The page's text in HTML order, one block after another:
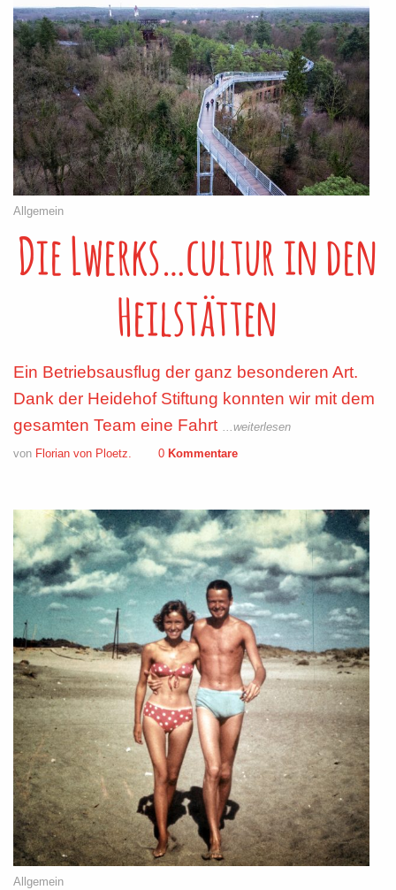
Allgemein
Die Lwerks…cultur in den
Heilstätten
Ein Betriebsausflug der ganz besonderen Art.
Dank der Heidehof Stiftung konnten wir mit dem
gesamten Team eine Fahrt
...weiterlesen
von Florian von Ploetz. 0 Kommentare
Allgemein